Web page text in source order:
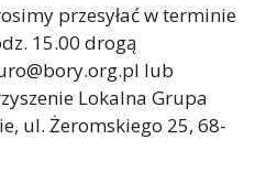
przesyłać w terminie
15.00 drogą
lub
Lokalna Grupa
ul. Żeromskiego 25, 68-